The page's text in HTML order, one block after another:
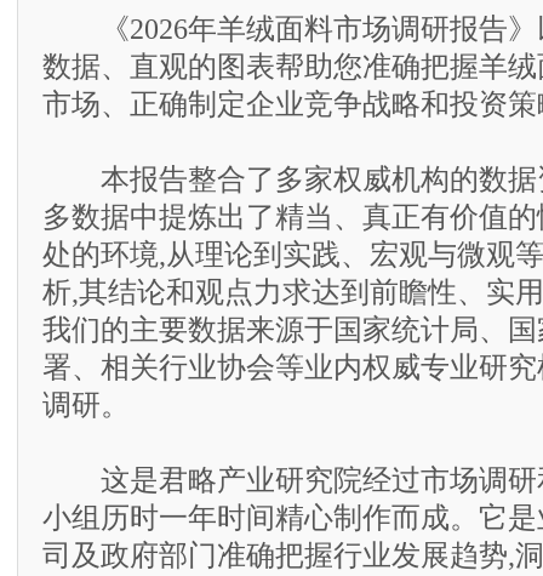
《2026年羊绒面料市场调研报告》
数据、直观的图表帮助您准确把握羊
市场、正确制定企业竞争战略和投资策
本报告整合了多家权威机构的数据
多数据中提炼出了精当、真正有价值
处的环境,从理论到实践、宏观与微观
析,其结论和观点力求达到前瞻性、实
我们的主要数据来源于国家统计局、
署、相关行业协会等业内权威专业研
调研。
这是君略产业研究院经过市场调研
小组历时一年时间精心制作而成。它
司及政府部门准确把握行业发展趋势,